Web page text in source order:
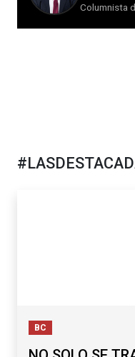
Columnista
BC